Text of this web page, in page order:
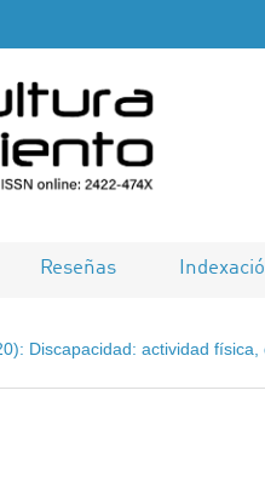
Reseñas
Discapacidad: actividad